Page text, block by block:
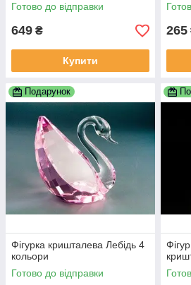
Готово до відправки
649 ₴
Купити
265
Подарунок
Фігурка кришталева Лебідь 4
кольори
Готово до відправки